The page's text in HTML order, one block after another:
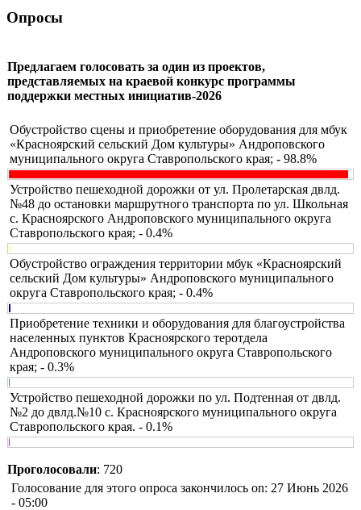
Опросы
Предлагаем голосовать за один из проектов,
представляемых на краевой конкурс программы
поддержки местных инициатив-2026
Обустройство сцены и приобретение оборудования для мбук
«Красноярский сельский Дом культуры» Андроповского
муниципального округа Ставропольского края; - 98.8%
Устройство пешеходной дорожки от ул. Пролетарская двлд.
№48 до остановки маршрутного транспорта по ул. Школьная
с. Красноярского Андроповского муниципального округа
Ставропольского края; - 0.4%
Обустройство ограждения территории мбук «Красноярский
сельский Дом культуры» Андроповского муниципального
округа Ставропольского края; - 0.4%
Приобретение техники и оборудования для благоустройства
населенных пунктов Красноярского теротдела
Андроповского муниципального округа Ставропольского
края; - 0.3%
Устройство пешеходной дорожки по ул. Подтенная от двлд.
№2 до двлд.№10 с. Красноярского муниципального округа
Ставропольского края. - 0.1%
Проголосовали: 720
Голосование для этого опроса закончилось on: 27 Июнь 2026
- 05:00